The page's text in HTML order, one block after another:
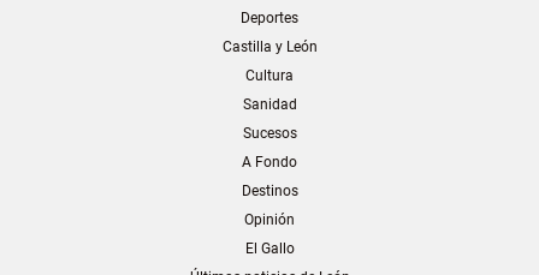
Deportes
Castilla y León
Cultura
Sanidad
Sucesos
A Fondo
Destinos
Opinión
El Gallo